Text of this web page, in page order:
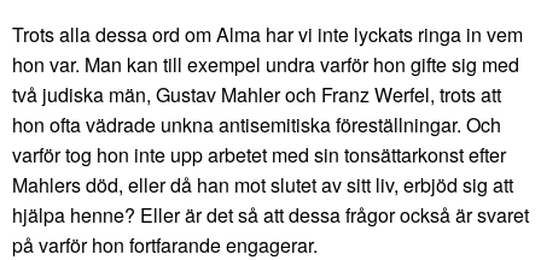
Trots alla dessa ord om Alma har vi inte lyckats ringa in vem
hon var. Man kan till exempel undra varför hon gifte sig med
två judiska män, Gustav Mahler och Franz Werfel, trots att
hon ofta vädrade unkna antisemitiska föreställningar. Och
varför tog hon inte upp arbetet med sin tonsättarkonst efter
Mahlers död, eller då han mot slutet av sitt liv, erbjöd sig att
hjälpa henne? Eller är det så att dessa frågor också är svaret
på varför hon fortfarande engagerar.